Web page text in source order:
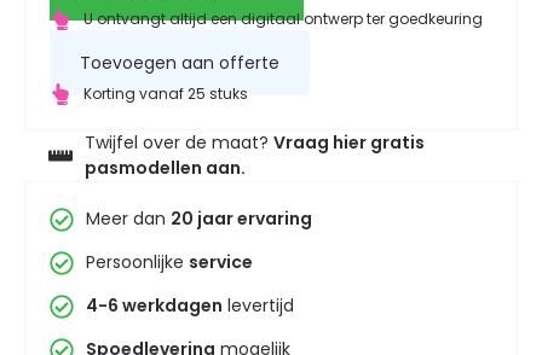
U ontvangt altijd een digitaal ontwerp ter goedkeuring
Toevoegen aan offerte
Korting vanaf 25 stuks
Twijfel over de maat? Vraag hier gratis
pasmodellen aan.
Meer dan 20 jaar ervaring
Persoonlijke service
4-6 werkdagen levertijd
Spoedlevering mogelijk